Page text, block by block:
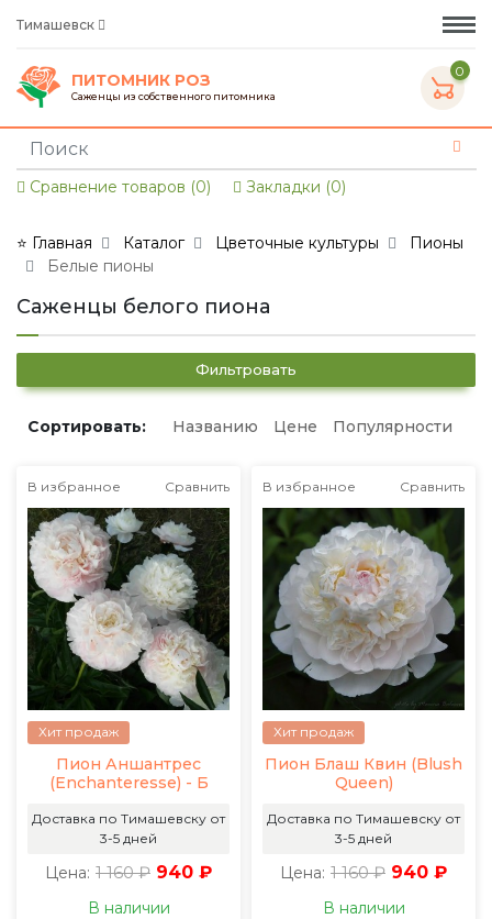
Тимашевск
ПИТОМНИК РОЗ
Саженцы из собственного питомника
0
Сравнение товаров (0) Закладки (0)
⭐ Главная Каталог Цветочные культуры
Пионы
Белые пионы
Саженцы белого пиона
Фильтровать
Сортировать: Названию Цене Популярности
В избранное Сравнить
Хит продаж
Пион Аншантрес
(Enchanteresse) - Б
Доставка по Тимашевску от
3-5 дней
Цена: 1 160 ₽ 940 ₽
В наличии
В избранное Сравнить
Хит продаж
Пион Блаш Квин (Blush
Queen)
Доставка по Тимашевску от
3-5 дней
Цена: 1 160 ₽ 940 ₽
В наличии